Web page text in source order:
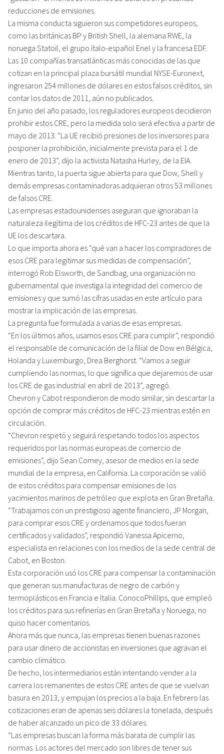
reducciones de emisiones.
La misma conducta siguieron sus competidores europeos,
como las británicas BP y British Shell, la alemana RWE, la
noruega Statoil, el grupo ítalo-español Enel y la francesa EDF.
Las 10 compañías transatlánticas más conocidas de las que
cotizan en la principal plaza bursátil mundial NYSE-Euronext,
ingresaron 254 millones de dólares en estos falsos créditos, sin
contar los datos de 2011, aún no publicados.
En junio del año pasado, los reguladores europeos decidieron
prohibir estos CRE, pero la medida solo será efectiva a partir de
mayo de 2013. “La UE recibió presiones de los inversores para
posponer la prohibición, inicialmente prevista para el 1 de
enero de 2013”, dijo la activista Natasha Hurley, de la EIA.
Mientras tanto, la puerta sigue abierta para que Dow, Shell y
demás empresas contaminadoras adquieran otros 53 millones
de falsos CRE.
Las empresas estadounidenses aseguran que ignoraban la
naturaleza ilegítima de los créditos de HFC-23 antes de que la
UE los descartara.
Lo que importa ahora es “qué van a hacer los compradores de
esos CRE para legitimar sus medidas de compensación”,
interrogó Rob Elsworth, de Sandbag, una organización no
gubernamental que investiga la integridad del comercio de
emisiones y que sumó las cifras usadas en este artículo para
mostrar la implicación de las empresas.
La pregunta fue formulada a varias de esas empresas.
“En los últimos años, usamos esos CRE para cumplir”, respondió
el responsable de comunicación de la filial de Dow en Bélgica,
Holanda y Luxemburgo, Drea Berghorst. “Vamos a seguir
cumpliendo las normas, lo que significa que dejaremos de usar
los CRE de gas industrial en abril de 2013”, agregó.
Chevron y Cabot respondieron de modo similar, sin descartar la
opción de comprar más créditos de HFC-23 mientras estén en
circulación.
“Chevron respetó y seguirá respetando todos los aspectos
requeridos por las normas europeas de comercio de
emisiones”, dijo Sean Comey, asesor de medios en la sede
mundial de la empresa, en California. La corporación se valió
de estos créditos para compensar emisiones de los
yacimientos marinos de petróleo que explota en Gran Bretaña.
“Trabajamos con un prestigioso agente financiero, JP Morgan,
para comprar esos CRE y ordenamos que todos fueran
certificados y validados”, respondió Vanessa Apicerno,
especialista en relaciones con los medios de la sede central de
Cabot, en Boston.
Esta corporación usó los CRE para compensar la contaminación
que generan sus manufacturas de negro de carbón y
termoplásticos en Francia e Italia. ConocoPhillips, que empleó
los créditos para sus refinerías en Gran Bretaña y Noruega, no
quiso hacer comentarios.
Ahora más que nunca, las empresas tienen buenas razones
para usar dinero de accionistas en inversiones que agravan el
cambio climático.
De hecho, los intermediarios están intentando vender a la
carrera los remanentes de estos CRE antes de que se vuelvan
basura en 2013, y empujan los precios a la baja. En febrero las
cotizaciones eran de apenas seis dólares la tonelada, después
de haber alcanzado un pico de 33 dólares.
“Las empresas buscan la forma más barata de cumplir las
normas. Los actores del mercado son libres de tener sus